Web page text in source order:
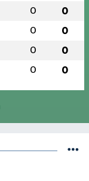
0 0
0 0
0 0
0 0